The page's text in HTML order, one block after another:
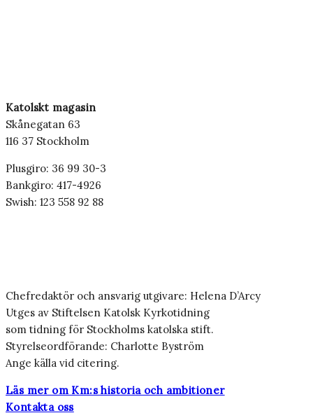
Katolskt magasin
Skånegatan 63
116 37 Stockholm
Plusgiro: 36 99 30-3
Bankgiro: 417-4926
Swish: 123 558 92 88
Chefredaktör och ansvarig utgivare: Helena D’Arcy
Utges av Stiftelsen Katolsk Kyrkotidning
som tidning för Stockholms katolska stift.
Styrelseordförande: Charlotte Byström
Ange källa vid citering.
Läs mer om Km:s historia och ambitioner
Kontakta oss